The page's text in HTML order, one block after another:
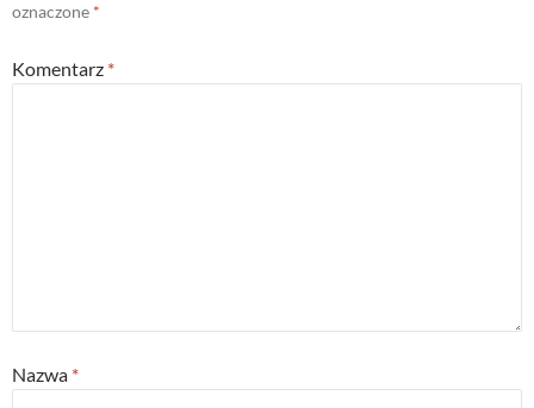
oznaczone *
Komentarz *
Nazwa *